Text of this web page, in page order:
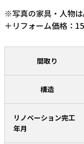
※写真の家具・人物
＋リフォーム価格：
間取り
構造
リノベーション完工
年月